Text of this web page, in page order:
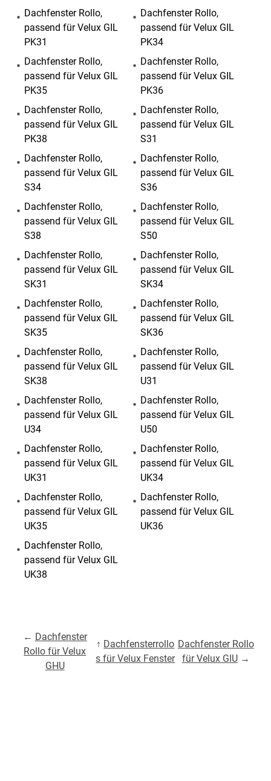
Dachfenster Rollo,
passend für Velux GIL
PK31
Dachfenster Rollo,
passend für Velux GIL
PK34
Dachfenster Rollo,
passend für Velux GIL
PK35
Dachfenster Rollo,
passend für Velux GIL
PK36
Dachfenster Rollo,
passend für Velux GIL
PK38
Dachfenster Rollo,
passend für Velux GIL
S31
Dachfenster Rollo,
passend für Velux GIL
S34
Dachfenster Rollo,
passend für Velux GIL
S36
Dachfenster Rollo,
passend für Velux GIL
S38
Dachfenster Rollo,
passend für Velux GIL
S50
Dachfenster Rollo,
passend für Velux GIL
SK31
Dachfenster Rollo,
passend für Velux GIL
SK34
Dachfenster Rollo,
passend für Velux GIL
SK35
Dachfenster Rollo,
passend für Velux GIL
SK36
Dachfenster Rollo,
passend für Velux GIL
SK38
Dachfenster Rollo,
passend für Velux GIL
U31
Dachfenster Rollo,
passend für Velux GIL
U34
Dachfenster Rollo,
passend für Velux GIL
U50
Dachfenster Rollo,
passend für Velux GIL
UK31
Dachfenster Rollo,
passend für Velux GIL
UK34
Dachfenster Rollo,
passend für Velux GIL
UK35
Dachfenster Rollo,
passend für Velux GIL
UK36
Dachfenster Rollo,
passend für Velux GIL
UK38
← Dachfenster
Rollo für Velux
GHU
↑ Dachfensterrollo
s für Velux Fenster
Dachfenster Rollo
für Velux GIU→